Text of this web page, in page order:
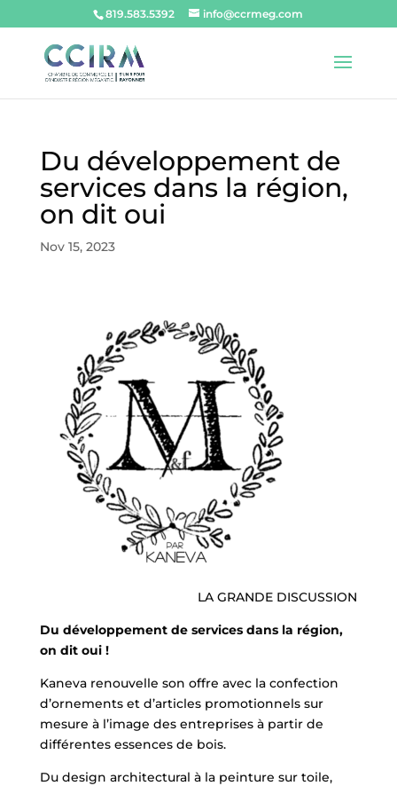
819.583.5392 info@ccrmeg.com
Du développement de
services dans la région,
on dit oui
Nov 15, 2023
LA GRANDE DISCUSSION
Du développement de services dans la région,
on dit oui !
Kaneva renouvelle son offre avec la confection
d’ornements et d’articles promotionnels sur
mesure à l’image des entreprises à partir de
différentes essences de bois.
Du design architectural à la peinture sur toile,